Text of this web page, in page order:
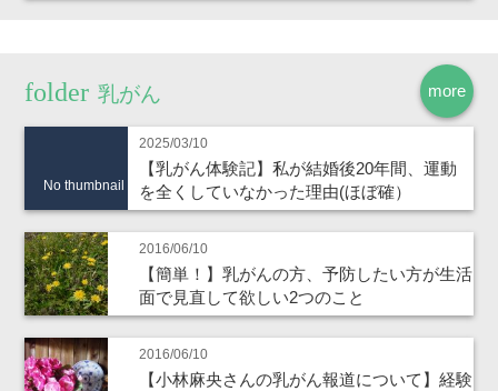
more
乳がん
No thumbnail
2025/03/10
【乳がん体験記】私が結婚後20年間、運動
を全くしていなかった理由(ほぼ確）
2016/06/10
【簡単！】乳がんの方、予防したい方が生活
面で見直して欲しい2つのこと
2016/06/10
【小林麻央さんの乳がん報道について】経験